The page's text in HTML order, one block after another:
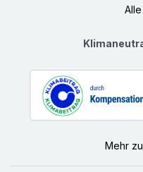
Mehr